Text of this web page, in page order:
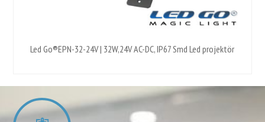
Led Go®EPN-32-24V | 32W,24V AC-DC, IP67 Smd Led projektör